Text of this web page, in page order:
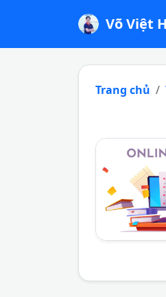
Võ Việt
Trang chủ